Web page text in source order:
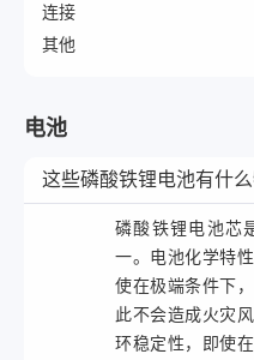
连接
其他
电池
这些磷酸铁锂电池有什么
磷酸铁锂电池芯
一。电池化学特
使在极端条件下
此不会造成火灾
环稳定性，即使